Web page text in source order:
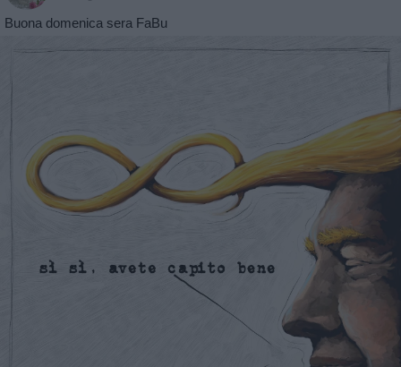
Buona domenica sera FaBu